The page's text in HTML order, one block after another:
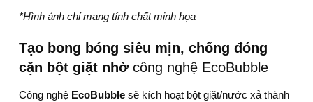
*Hình ảnh chỉ mang tính chất minh họa
Tạo bong bóng siêu mịn, chống đóng
cặn bột giặt nhờ công nghệ EcoBubble
Công nghệ EcoBubble sẽ kích hoạt bột giặt/nước xả thành